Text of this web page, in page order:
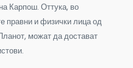
Карпош. Оттука, во
правни и физички лица од
можат да достават